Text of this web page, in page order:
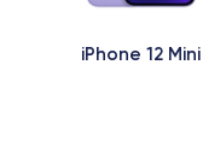
iPhone 12 Mini